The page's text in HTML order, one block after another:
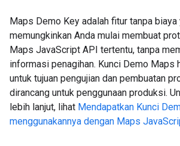
Maps Demo Key adalah fitur tanpa biaya
memungkinkan Anda mulai membuat
Maps JavaScript API tertentu, tanpa
informasi penagihan. Kunci Demo Maps
untuk tujuan pengujian dan pembuatan
dirancang untuk penggunaan produksi.
lebih lanjut, lihat Mendapatkan Kunci
menggunakannya dengan Maps